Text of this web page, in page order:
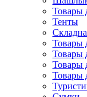
Товары
Тенты
Товары
Товары
Товары
Товары